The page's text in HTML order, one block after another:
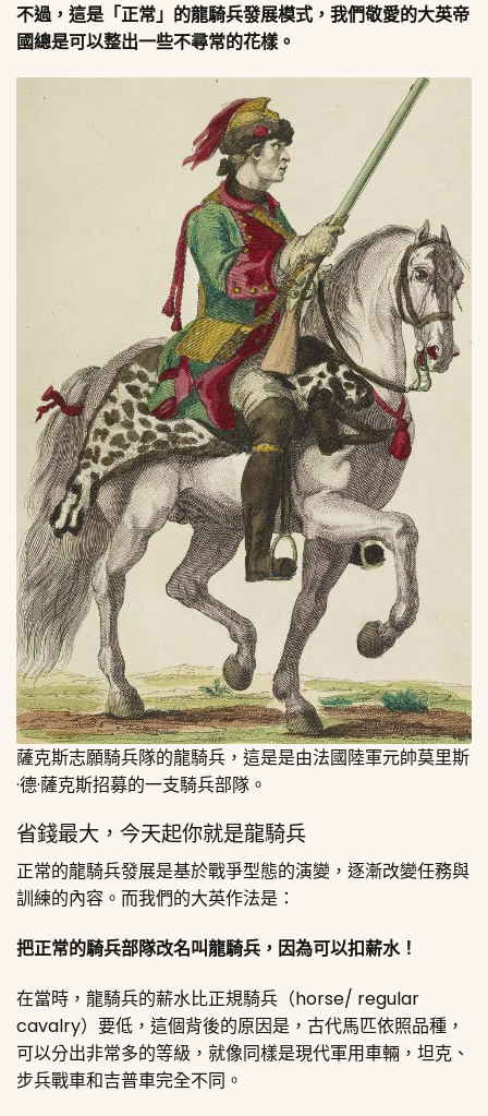
不過，這是「正常」的龍騎兵發展模式，我們敬愛的大英帝
國總是可以整出一些不尋常的花樣。
薩克斯志願騎兵隊的龍騎兵，這是是由法國陸軍元帥莫里斯
·德·薩克斯招募的一支騎兵部隊。
省錢最大，今天起你就是龍騎兵
正常的龍騎兵發展是基於戰爭型態的演變，逐漸改變任務與
訓練的內容。而我們的大英作法是：
把正常的騎兵部隊改名叫龍騎兵，因為可以扣薪水！
在當時，龍騎兵的薪水比正規騎兵（horse/ regular
cavalry）要低，這個背後的原因是，古代馬匹依照品種，
可以分出非常多的等級，就像同樣是現代軍用車輛，坦克、
步兵戰車和吉普車完全不同。